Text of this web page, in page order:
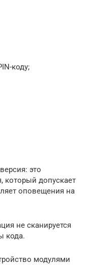
коду;
это
который допускает
оповещения на
не сканируется
кода.
модулями